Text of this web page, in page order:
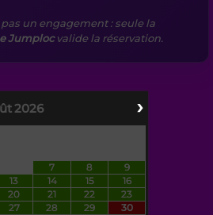
un engagement : seule la
Jumplocvalide la réservation.
›
2026
7 8
9
13 14 15
16
20 21 22
23
27 28 29
30